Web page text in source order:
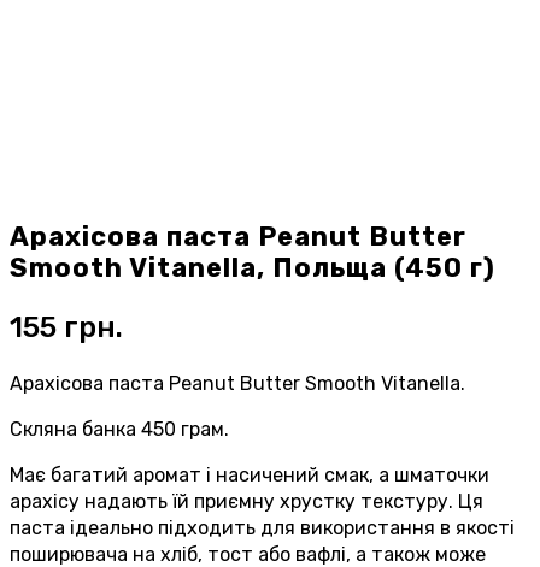
Арахісова паста Peanut Butter
Smooth Vitanella, Польща (450 г)
155 грн.
Арахісова паста Peanut Butter Smooth Vitanella.
Скляна банка 450 грам.
Має багатий аромат і насичений смак, а шматочки
арахісу надають їй приємну хрустку текстуру. Ця
паста ідеально підходить для використання в якості
поширювача на хліб, тост або вафлі, а також може